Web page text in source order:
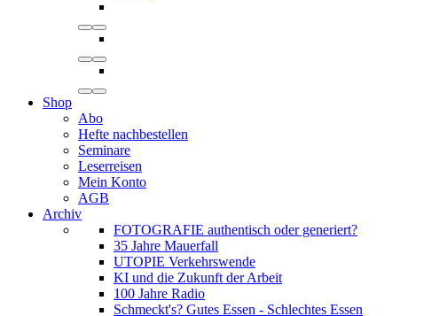
Shop
Abo
Hefte nachbestellen
Seminare
Leserreisen
Mein Konto
AGB
Archiv
FOTOGRAFIE authentisch oder generiert?
35 Jahre Mauerfall
UTOPIE Verkehrswende
KI und die Zukunft der Arbeit
100 Jahre Radio
Schmeckt's? Gutes Essen - Schlechtes Essen